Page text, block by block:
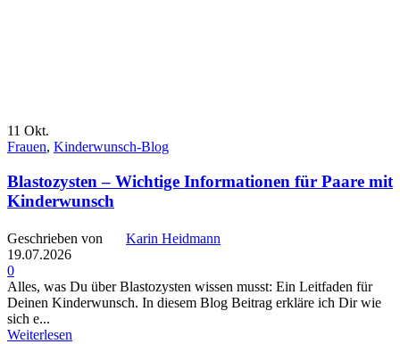
11 Okt.
Frauen, Kinderwunsch-Blog
Blastozysten – Wichtige Informationen für Paare mit
Kinderwunsch
Geschrieben von
Karin Heidmann
19.07.2026
0
Alles, was Du über Blastozysten wissen musst: Ein Leitfaden für
Deinen Kinderwunsch. In diesem Blog Beitrag erkläre ich Dir wie
sich e...
Weiterlesen